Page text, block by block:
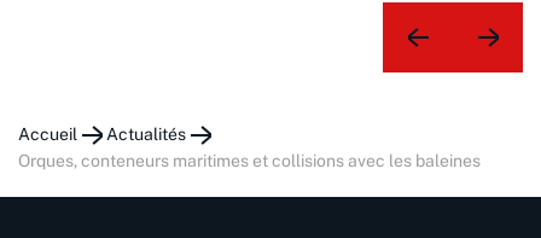
Accueil
Actualités
orques, conteneurs maritimes et collisions avec les baleines